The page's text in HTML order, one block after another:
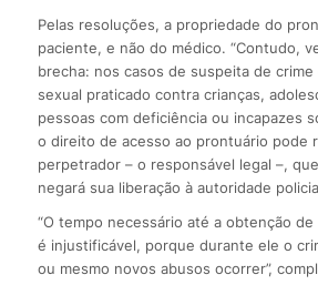
Pelas resoluções, a propriedade do
paciente, e não do médico. “Contudo,
brecha: nos casos de suspeita de
sexual praticado contra crianças,
pessoas com deficiência ou incapazes
o direito de acesso ao prontuário pode
perpetrador – o responsável legal –,
negará sua liberação à autoridade
“O tempo necessário até a obtenção de
é injustificável, porque durante ele o
ou mesmo novos abusos ocorrer”,